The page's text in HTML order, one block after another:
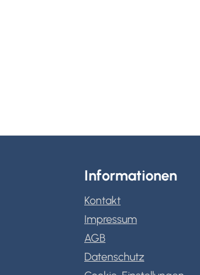
Informationen
Kontakt
Impressum
AGB
Datenschutz